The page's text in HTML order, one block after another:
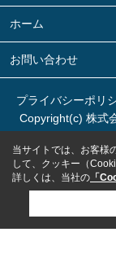
ホーム
お問い合わせ
プライバシーポリ
Copyright(c) 株式
当サイトでは、お客様
して、クッキー（
詳しくは、当社の 「